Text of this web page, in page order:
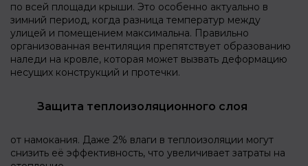
по всей площади крыши. Это особенно актуально в
зимний период, когда разница температур между
улицей и помещением максимальна. Правильно
организованная вентиляция препятствует образованию
наледи на кровле, которая может вызвать деформацию
несущих конструкций и протечки.
Защита теплоизоляционного слоя
от намокания. Даже 2% влаги в теплоизоляции могут
снизить её эффективность, что увеличивает затраты на